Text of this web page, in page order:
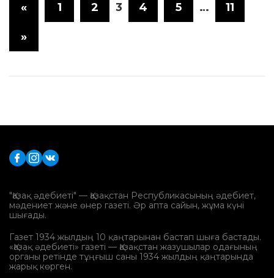
« 1 2 3 4 5 … 11
»
"Қазақ әдебиеті" — Қазақстан Республикасының әдебиет,
мәдениет және өнер газеті. Әр апта сайын, жұма күні
шығады.
Газет 1934 жылдың 10 қаңтарынан бастап шыға бастады.
«Қазақ әдебиеті» газеті — Қазақстан жазушылар одағының
органы ретінде тұңғыш саны 1934 жылдың қаңтарында
жарық көрген.